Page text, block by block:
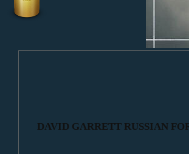
DAVID GARRETT RUSSIAN